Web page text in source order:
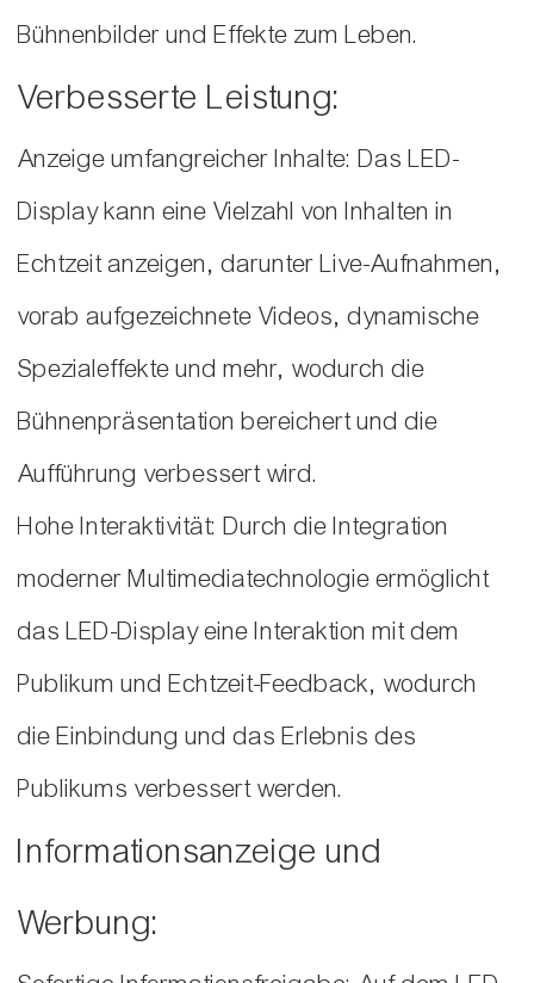
Bühnenbilder und Effekte zum Leben.
Verbesserte Leistung:
Anzeige umfangreicher Inhalte: Das LED-
Display kann eine Vielzahl von Inhalten in
Echtzeit anzeigen, darunter Live-Aufnahmen,
vorab aufgezeichnete Videos, dynamische
Spezialeffekte und mehr, wodurch die
Bühnenpräsentation bereichert und die
Aufführung verbessert wird.
Hohe Interaktivität: Durch die Integration
moderner Multimediatechnologie ermöglicht
das LED-Display eine Interaktion mit dem
Publikum und Echtzeit-Feedback, wodurch
die Einbindung und das Erlebnis des
Publikums verbessert werden.
Informationsanzeige und
Werbung: